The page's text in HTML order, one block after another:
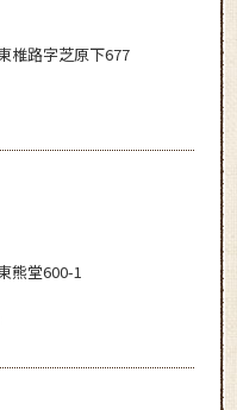
椎路字芝原下677
熊堂600-1